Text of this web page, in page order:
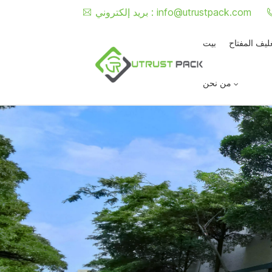
بريد إلكتروني : info@utrustpack.com
بيت المفتاح
من نحن